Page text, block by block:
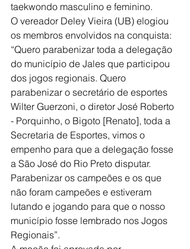
taekwondo masculino e feminino.
O vereador Deley Vieira (UB) elogiou
os membros envolvidos na conquista:
“Quero parabenizar toda a delegação
do município de Jales que participou
dos jogos regionais. Quero
parabenizar o secretário de esportes
Wilter Guerzoni, o diretor José Roberto
- Porquinho, o Bigoto [Renato], toda a
Secretaria de Esportes, vimos o
empenho para que a delegação fosse
a São José do Rio Preto disputar.
Parabenizar os campeões e os que
não foram campeões e estiveram
lutando e jogando para que o nosso
município fosse lembrado nos Jogos
Regionais”.